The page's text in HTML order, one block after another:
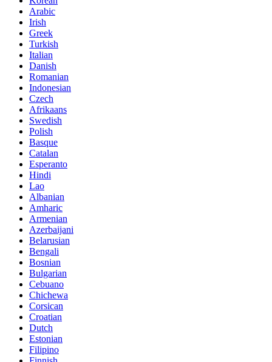
Arabic
Irish
Greek
Turkish
Italian
Danish
Romanian
Indonesian
Czech
Afrikaans
Swedish
Polish
Basque
Catalan
Esperanto
Hindi
Lao
Albanian
Amharic
Armenian
Azerbaijani
Belarusian
Bengali
Bosnian
Bulgarian
Cebuano
Chichewa
Corsican
Croatian
Dutch
Estonian
Filipino